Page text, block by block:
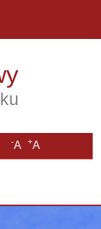
-A +A
nowym oknie